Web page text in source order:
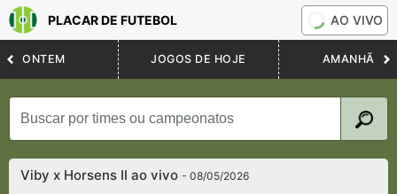
PLACAR DE FUTEBOL AO VIVO
ONTEM JOGOS DE HOJE AMANHÃ
Viby x Horsens II ao vivo- 08/05/2026